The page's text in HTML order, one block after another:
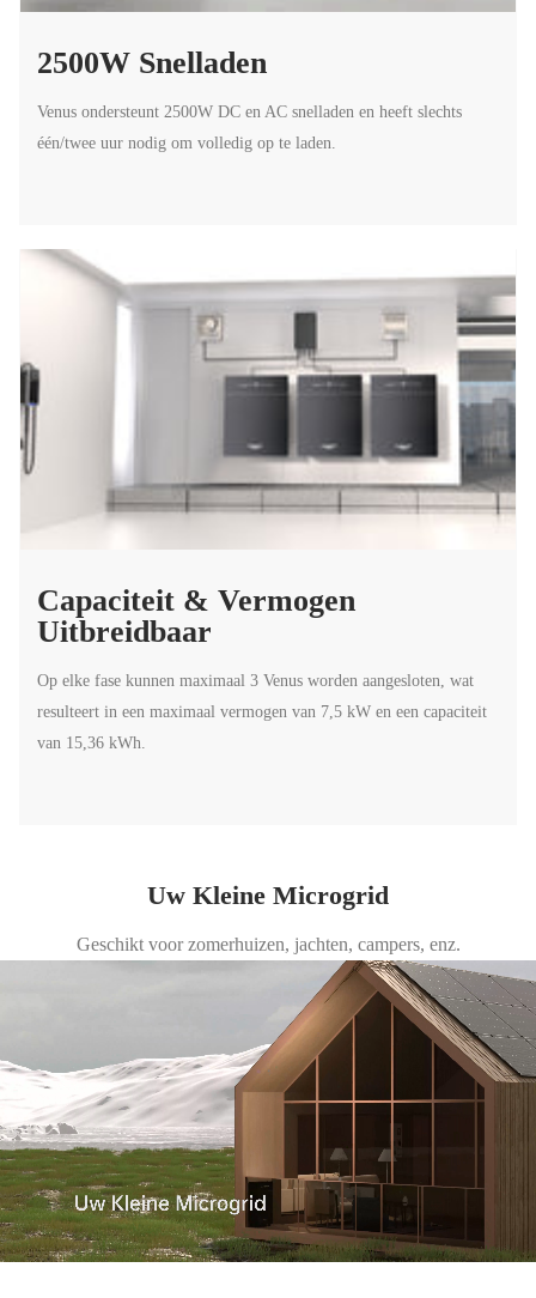
2500W Snelladen
Venus ondersteunt 2500W DC en AC snelladen en heeft slechts
één/twee uur nodig om volledig op te laden.
Capaciteit & Vermogen
Uitbreidbaar
Op elke fase kunnen maximaal 3 Venus worden aangesloten, wat
resulteert in een maximaal vermogen van 7,5 kW en een capaciteit
van 15,36 kWh.
Uw Kleine Microgrid
Geschikt voor zomerhuizen, jachten, campers, enz.